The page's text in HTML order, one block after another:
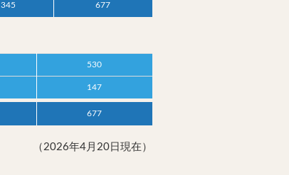
345 677
530
147
677
（2026年4月20日現在）